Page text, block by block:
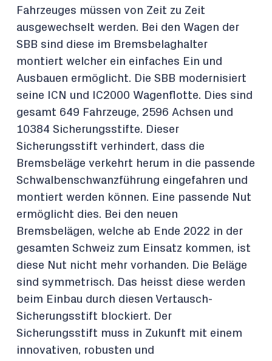
Fahrzeuges müssen von Zeit zu Zeit
ausgewechselt werden. Bei den Wagen der
SBB sind diese im Bremsbelaghalter
montiert welcher ein einfaches Ein und
Ausbauen ermöglicht. Die SBB modernisiert
seine ICN und IC2000 Wagenflotte. Dies sind
gesamt 649 Fahrzeuge, 2596 Achsen und
10384 Sicherungsstifte. Dieser
Sicherungsstift verhindert, dass die
Bremsbeläge verkehrt herum in die passende
Schwalbenschwanzführung eingefahren und
montiert werden können. Eine passende Nut
ermöglicht dies. Bei den neuen
Bremsbelägen, welche ab Ende 2022 in der
gesamten Schweiz zum Einsatz kommen, ist
diese Nut nicht mehr vorhanden. Die Beläge
sind symmetrisch. Das heisst diese werden
beim Einbau durch diesen Vertausch-
Sicherungsstift blockiert. Der
Sicherungsstift muss in Zukunft mit einem
innovativen, robusten und